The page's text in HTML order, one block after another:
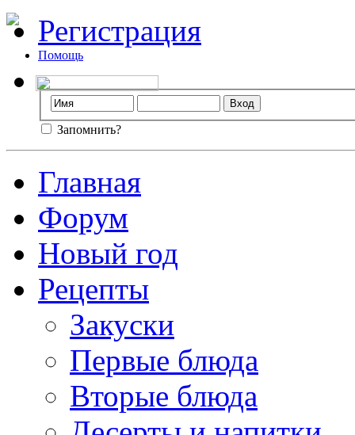
Регистрация
Помощь
Запомнить?
Главная
Форум
Новый год
Рецепты
Закуски
Первые блюда
Вторые блюда